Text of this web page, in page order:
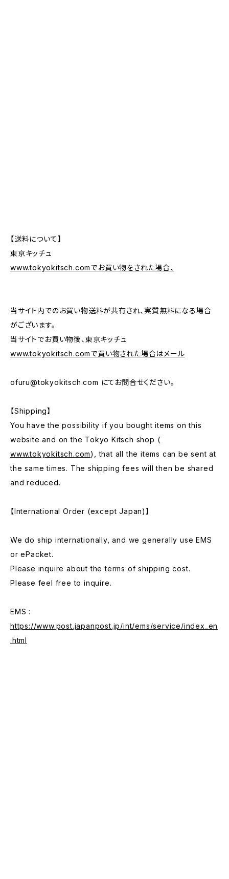
【送料について】
東京キッチュ
www.tokyokitsch.comでお買い物をされた場合、
当サイト内でのお買い物送料が共有され、実質無料になる場合
がございます。
当サイトでお買い物後、東京キッチュ
www.tokyokitsch.comで買い物された場合はメール
ofuru@tokyokitsch.com にてお問合せください。
【Shipping】
You have the possibility if you bought items on this
website and on the Tokyo Kitsch shop (
www.tokyokitsch.com), that all the items can be sent at
the same times. The shipping fees will then be shared
and reduced.
【International Order (except Japan)】
We do ship internationally, and we generally use EMS
or ePacket.
Please inquire about the terms of shipping cost.
Please feel free to inquire.
EMS :
https://www.post.japanpost.jp/int/ems/service/index_en
.html